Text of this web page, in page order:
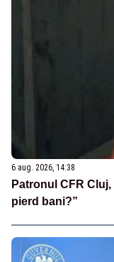
6 aug. 2026, 14:38
Patronul CFR
pierd bani?”